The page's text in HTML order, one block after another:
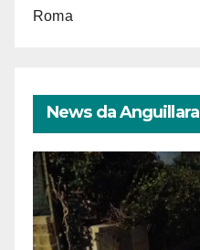
Roma
News da Anguillara